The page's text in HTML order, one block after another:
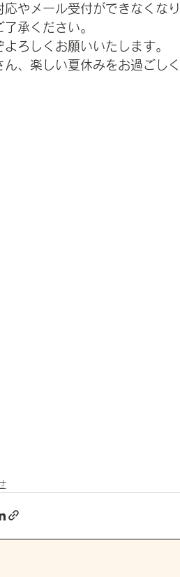
応やメール受付ができなくな
了承ください。
よろしくお願いいたします。
ん、楽しい夏休みをお過ごし